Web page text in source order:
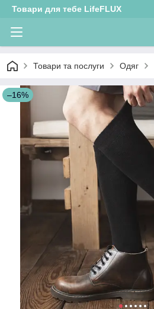
Товари для тебе LifeFLUX
Товари та послуги Одяг
–16%